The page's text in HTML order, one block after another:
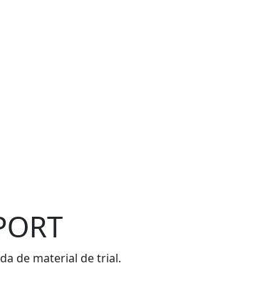
de material de trial.